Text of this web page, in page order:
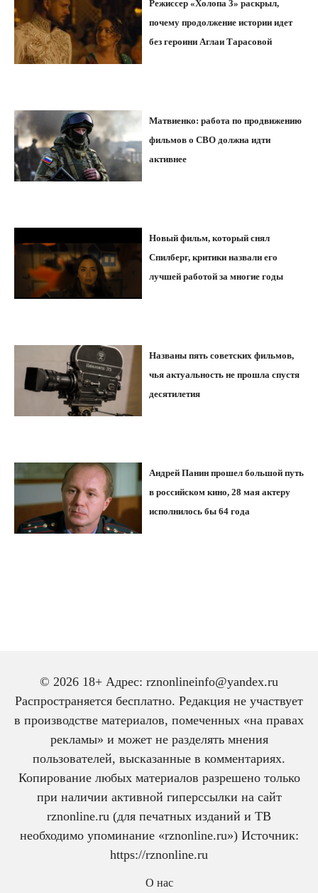
Режиссер «Холопа 3» раскрыл,
почему продолжение истории идет
без героини Аглаи Тарасовой
Матвиенко: работа по продвижению
фильмов о СВО должна идти
активнее
Новый фильм, который снял
Спилберг, критики назвали его
лучшей работой за многие годы
Названы пять советских фильмов,
чья актуальность не прошла спустя
десятилетия
Андрей Панин прошел большой путь
в российском кино, 28 мая актеру
исполнилось бы 64 года
© 2026 18+ Адрес: rznonlineinfo@yandex.ru
Распространяется бесплатно. Редакция не участвует
в производстве материалов, помеченных «на правах
рекламы» и может не разделять мнения
пользователей, высказанные в комментариях.
Копирование любых материалов разрешено только
при наличии активной гиперссылки на сайт
rznonline.ru (для печатных изданий и ТВ
необходимо упоминание «rznonline.ru») Источник:
https://rznonline.ru
О нас